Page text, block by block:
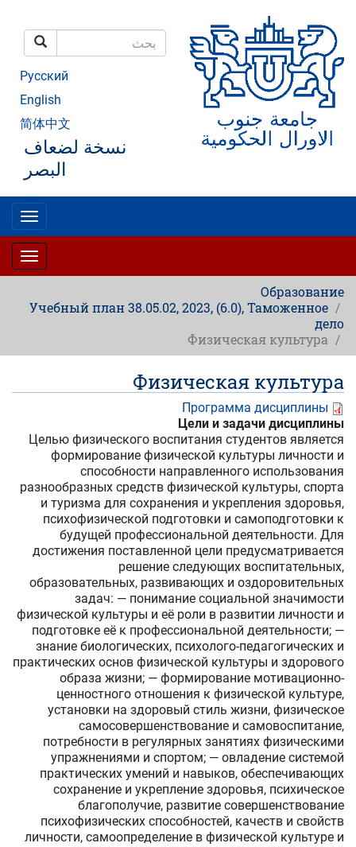
المحتوى
الرئيسي
بحث
Русский
English
简体中文
نسخة لضعاف
البصر
Образование
Учебный план 38.05.02, 2023, (6.0), Таможенное
дело
Физическая культура
Физическая культура
Программа дисциплины
Цели и задачи дисциплины
Целью физического воспитания студентов является
формирование физической культуры личности и
способности направленного использования
разнообразных средств физической культуры, спорта
и туризма для сохранения и укрепления здоровья,
психофизической подготовки и самоподготовки к
будущей профессиональной деятельности. Для
достижения поставленной цели предусматривается
решение следующих воспитательных,
образовательных, развивающих и оздоровительных
задач: — понимание социальной значимости
физической культуры и её роли в развитии личности и
подготовке её к профессиональной деятельности; —
знание биологических, психолого-педагогических и
практических основ физической культуры и здорового
образа жизни; — формирование мотивационно-
ценностного отношения к физической культуре,
установки на здоровый стиль жизни, физическое
самосовершенствование и самовоспитание,
потребности в регулярных занятиях физическими
упражнениями и спортом; — овладение системой
практических умений и навыков, обеспечивающих
сохранение и укрепление здоровья, психическое
благополучие, развитие совершенствование
психофизических способностей, качеств и свойств
личности, самоопределение в физической культуре и